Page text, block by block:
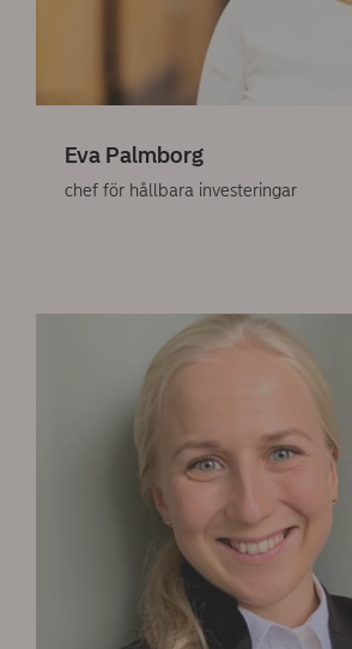
Eva Palmborg
chef för hållbara investeringar